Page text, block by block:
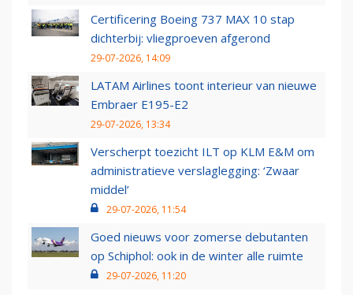
Certificering Boeing 737 MAX 10 stap
dichterbij: vliegproeven afgerond
29-07-2026, 14:09
LATAM Airlines toont interieur van nieuwe
Embraer E195-E2
29-07-2026, 13:34
Verscherpt toezicht ILT op KLM E&M om
administratieve verslaglegging: ‘Zwaar
middel’
29-07-2026, 11:54
Goed nieuws voor zomerse debutanten
op Schiphol: ook in de winter alle ruimte
29-07-2026, 11:20